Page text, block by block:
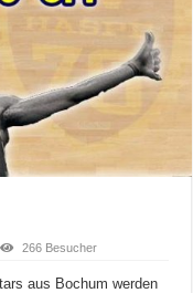
266 Besucher
aus Bochum werden